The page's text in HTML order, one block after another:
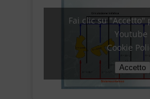
Fai clic su "Accetto"
Youtube
Cookie
Accetto